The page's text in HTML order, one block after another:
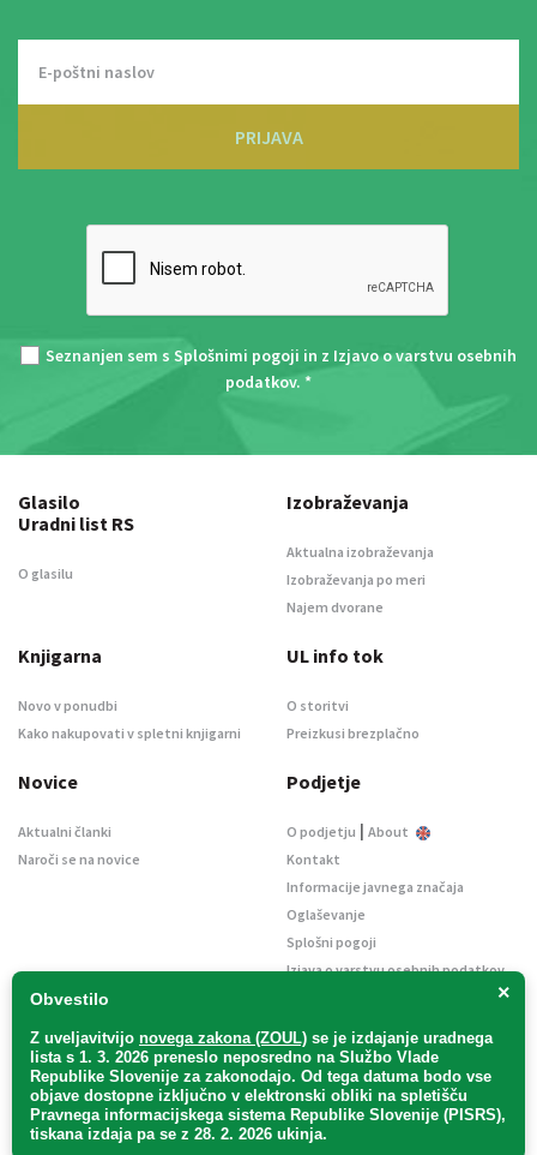
PRIJAVA
Seznanjen sem s Splošnimi pogoji in z Izjavo o varstvu osebnih
podatkov. *
×
Obvestilo
Z uveljavitvijo novega zakona (ZOUL) se je izdajanje uradnega
lista s 1. 3. 2026 preneslo neposredno na Službo Vlade
Republike Slovenije za zakonodajo. Od tega datuma bodo vse
objave dostopne izključno v elektronski obliki na spletišču
Pravnega informacijskega sistema Republike Slovenije (PISRS),
tiskana izdaja pa se z 28. 2. 2026 ukinja.
Glasilo
Uradni list RS
O glasilu
Izobraževanja
Aktualna izobraževanja
Izobraževanja po meri
Najem dvorane
Knjigarna
Novo v ponudbi
Kako nakupovati v spletni knjigarni
UL info tok
O storitvi
Preizkusi brezplačno
Novice
Aktualni članki
Naroči se na novice
Podjetje
O podjetju | About
Kontakt
Informacije javnega značaja
Oglaševanje
Splošni pogoji
Izjava o varstvu osebnih podatkov
Uradni list d. o. o. – v likvidaciji / Vse pravice pridržane.